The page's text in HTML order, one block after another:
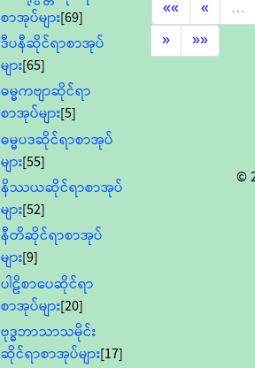
စာအုပ်များ[69]
ဒီပနီဆိုင်ရာစာအုပ်
များ[65]
ဓမ္မကဗျာဆိုင်ရာ
စာအုပ်များ[5]
ဓမ္မပဒဆိုင်ရာစာအုပ်
များ[55]
နိဿယဆိုင်ရာစာအုပ်
များ[52]
နီတိဆိုင်ရာစာအုပ်
များ[9]
ပါဠိစာပေဆိုင်ရာ
စာအုပ်များ[20]
ဗုဒ္ဓဘာသာသမိုင်း
ဆိုင်ရာစာအုပ်များ[17]
««
«
…
»
»»
©